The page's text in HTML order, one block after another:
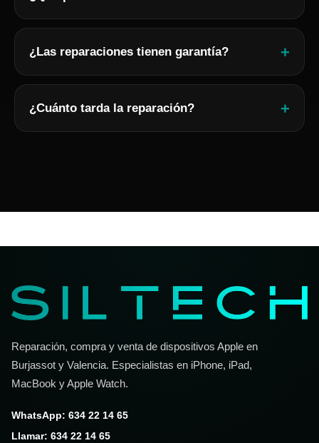
Analizamos tu iPhone 14 Pro y te damos solución
¿Las reparaciones tienen garantía? +
Sí, todas incluyen garantía según el tipo de reparación.
¿Cuánto tarda la reparación? +
Reparación, compra y venta de dispositivos Apple en
Burjassot y Valencia. Especialistas en iPhone, iPad,
MacBook y Apple Watch.
WhatsApp: 634 22 14 65
Llamar: 634 22 14 65